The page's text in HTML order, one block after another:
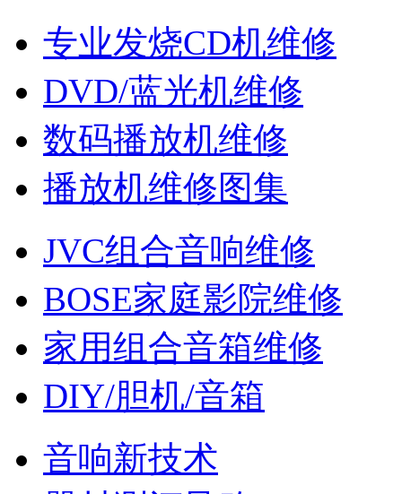
专业发烧CD机维修
DVD/蓝光机维修
数码播放机维修
播放机维修图集
JVC组合音响维修
BOSE家庭影院维修
家用组合音箱维修
DIY/胆机/音箱
音响新技术